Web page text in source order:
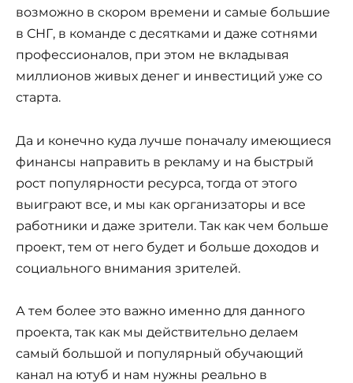
возможно в скором времени и самые большие
в СНГ, в команде с десятками и даже сотнями
профессионалов, при этом не вкладывая
миллионов живых денег и инвестиций уже со
старта.
Да и конечно куда лучше поначалу имеющиеся
финансы направить в рекламу и на быстрый
рост популярности ресурса, тогда от этого
выиграют все, и мы как организаторы и все
работники и даже зрители. Так как чем больше
проект, тем от него будет и больше доходов и
социального внимания зрителей.
А тем более это важно именно для данного
проекта, так как мы действительно делаем
самый большой и популярный обучающий
канал на ютуб и нам нужны реально в